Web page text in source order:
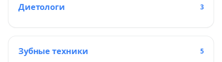
Диетологи 3
Зубные техники 5